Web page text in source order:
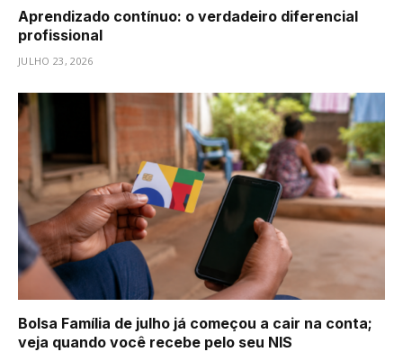
Aprendizado contínuo: o verdadeiro diferencial
profissional
JULHO 23, 2026
Bolsa Família de julho já começou a cair na conta;
veja quando você recebe pelo seu NIS